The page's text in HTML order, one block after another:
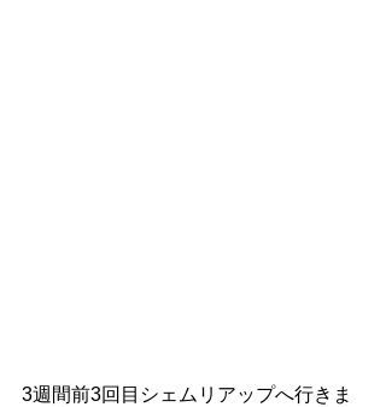
3週間前3回目シェムリアップへ行きま